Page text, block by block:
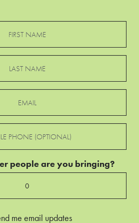
people are you bringing?
me email updates